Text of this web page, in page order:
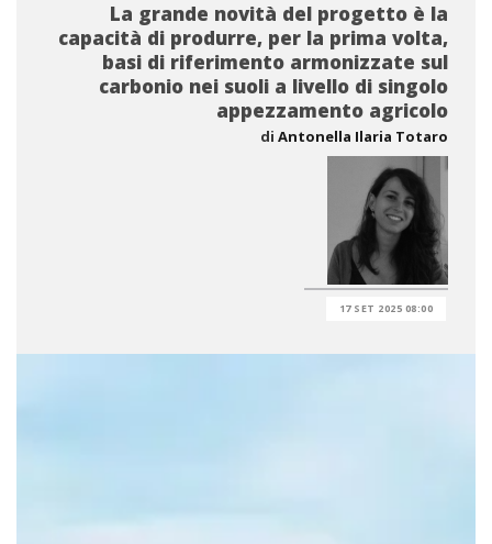
La grande novità del progetto è la
capacità di produrre, per la prima volta,
basi di riferimento armonizzate sul
carbonio nei suoli a livello di singolo
appezzamento agricolo
di Antonella Ilaria Totaro
17 SET 2025 08:00